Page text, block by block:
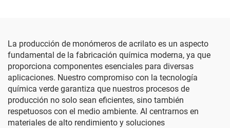
La producción de monómeros de acrilato es un aspecto
fundamental de la fabricación química moderna, ya que
proporciona componentes esenciales para diversas
aplicaciones. Nuestro compromiso con la tecnología
química verde garantiza que nuestros procesos de
producción no solo sean eficientes, sino también
respetuosos con el medio ambiente. Al centrarnos en
materiales de alto rendimiento y soluciones